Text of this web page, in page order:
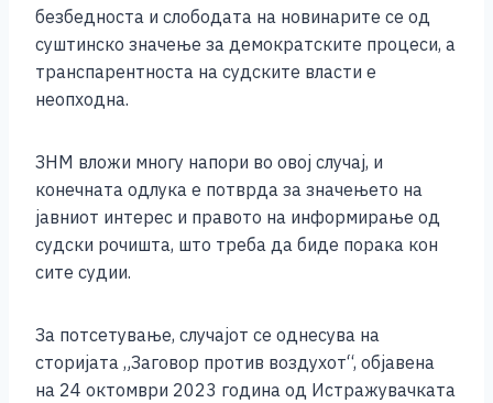
безбедноста и слободата на новинарите се од
суштинско значење за демократските процеси, а
транспарентноста на судските власти е
неопходна.
ЗНМ вложи многу напори во овој случај, и
конечната одлука е потврда за значењето на
јавниот интерес и правото на информирање од
судски рочишта, што треба да биде порака кон
сите судии.
За потсетување, случајот се однесува на
сторијата „Заговор против воздухот“, објавена
на 24 октомври 2023 година од Истражувачката